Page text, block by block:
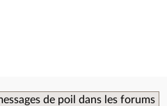
de poil dans les forums